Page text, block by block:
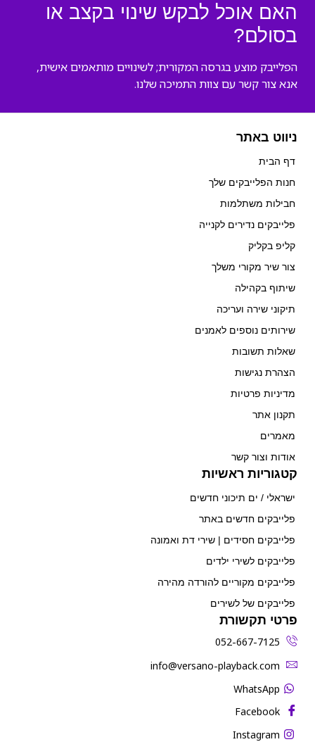
האם אוכל לבקש שינוי בקצב או
בסולם?
הפלייבק מוצע בגרסה המקורית; לשינויים מותאמים אישית,
אנא צור קשר עם צוות התמיכה שלנו.
ניווט באתר
דף הבית
חנות הפלייבקים שלך
חבילות משתלמות
פלייבקים נדירים לקנייה
קליפ בקליק
צור שיר מקורי משלך
שיתוף בקהילה
תיקוני שירה ועריכה
שירותים נוספים לאמנים
שאלות תשובות
הצהרת נגישות
מדיניות פרטיות
תקנון אתר
מאמרים
אודות וצור קשר
קטגוריות ראשיות
ישראלי / ים תיכוני חדשים
פלייבקים חדשים באתר
פלייבקים חסידים | שירי דת ואמונה
פלייבקים לשירי ילדים
פלייבקים מקוריים להורדה מהירה
פלייבקים של לשירים
פרטי תקשורת
052-667-7125
‫info@versano-playback.com‬
WhatsApp
Facebook
Instagram